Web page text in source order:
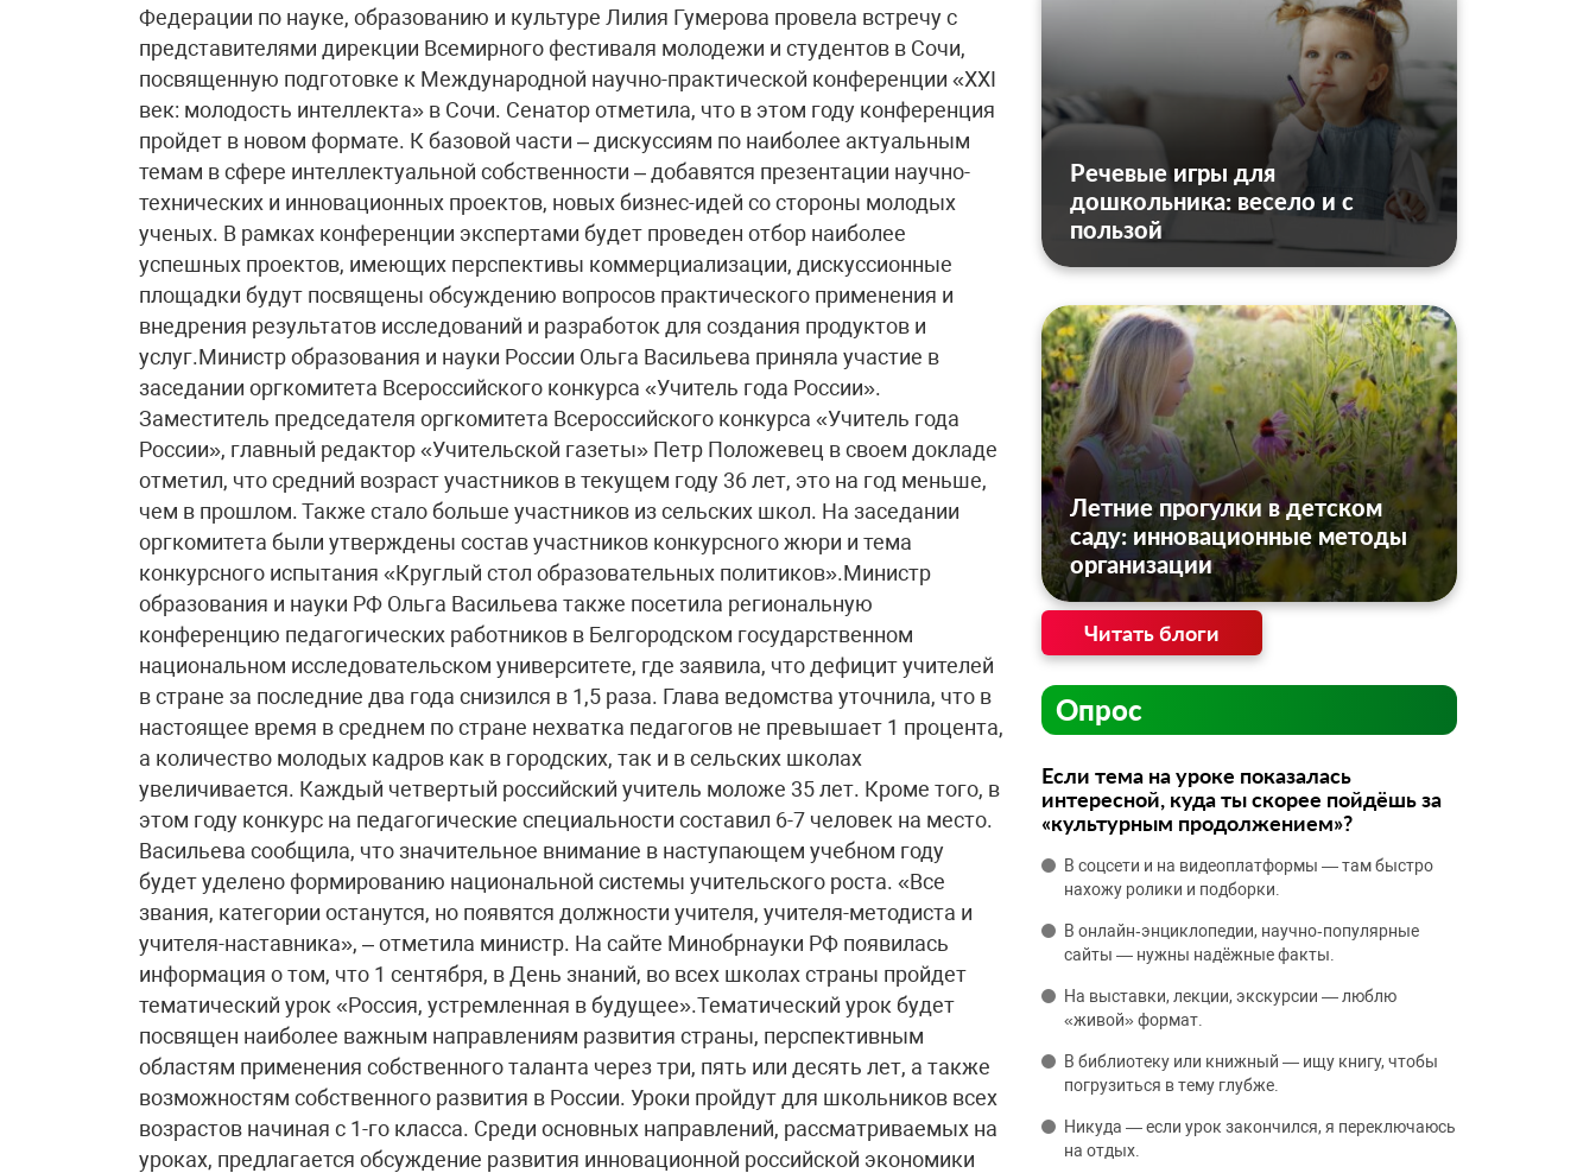
Федерации по науке, образованию и культуре Лилия Гумерова провела встречу с
представителями дирекции Всемирного фестиваля молодежи и студентов в Сочи,
посвященную подготовке к Международной научно-практической конференции «XXI
век: молодость интеллекта» в Сочи. Сенатор отметила, что в этом году конференция
пройдет в новом формате. К базовой части – дискуссиям по наиболее актуальным
темам в сфере интеллектуальной собственности – добавятся презентации научно-
технических и инновационных проектов, новых бизнес-идей со стороны молодых
ученых. В рамках конференции экспертами будет проведен отбор наиболее
успешных проектов, имеющих перспективы коммерциализации, дискуссионные
площадки будут посвящены обсуждению вопросов практического применения и
внедрения результатов исследований и разработок для создания продуктов и
услуг.Министр образования и науки России Ольга Васильева приняла участие в
заседании оргкомитета Всероссийского конкурса «Учитель года России».
Заместитель председателя оргкомитета Всероссийского конкурса «Учитель года
России», главный редактор «Учительской газеты» Петр Положевец в своем докладе
отметил, что средний возраст участников в текущем году 36 лет, это на год меньше,
чем в прошлом. Также стало больше участников из сельских школ. На заседании
оргкомитета были утверждены состав участников конкурсного жюри и тема
конкурсного испытания «Круглый стол образовательных политиков».Министр
образования и науки РФ Ольга Васильева также посетила региональную
конференцию педагогических работников в Белгородском государственном
национальном исследовательском университете, где заявила, что дефицит учителей
в стране за последние два года снизился в 1,5 раза. Глава ведомства уточнила, что в
настоящее время в среднем по стране нехватка педагогов не превышает 1 процента,
а количество молодых кадров как в городских, так и в сельских школах
увеличивается. Каждый четвертый российский учитель моложе 35 лет. Кроме того, в
этом году конкурс на педагогические специальности составил 6-7 человек на место.
Васильева сообщила, что значительное внимание в наступающем учебном году
будет уделено формированию национальной системы учительского роста. «Все
звания, категории останутся, но появятся должности учителя, учителя-методиста и
учителя-наставника», – отметила министр. На сайте Минобрнауки РФ появилась
информация о том, что 1 сентября, в День знаний, во всех школах страны пройдет
тематический урок «Россия, устремленная в будущее».Тематический урок будет
посвящен наиболее важным направлениям развития страны, перспективным
областям применения собственного таланта через три, пять или десять лет, а также
возможностям собственного развития в России. Уроки пройдут для школьников всех
возрастов начиная с 1-го класса. Среди основных направлений, рассматриваемых на
уроках, предлагается обсуждение развития инновационной российской экономики
Речевые игры для
дошкольника: весело и с
пользой
Летние прогулки в детском
саду: инновационные методы
организации
Читать блоги
Опрос
Если тема на уроке показалась
интересной, куда ты скорее пойдёшь за
«культурным продолжением»?
В соцсети и на видеоплатформы — там быстро
нахожу ролики и подборки.
В онлайн‑энциклопедии, научно‑популярные
сайты — нужны надёжные факты.
На выставки, лекции, экскурсии — люблю
«живой» формат.
В библиотеку или книжный — ищу книгу, чтобы
погрузиться в тему глубже.
Никуда — если урок закончился, я переключаюсь
на отдых.